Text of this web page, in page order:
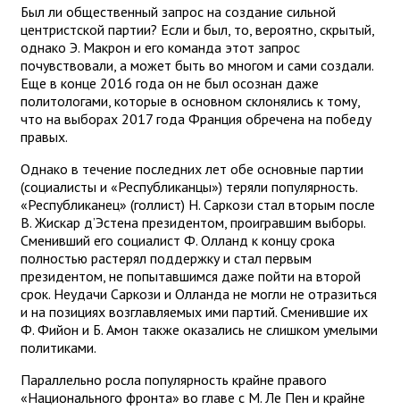
Был ли общественный запрос на создание сильной
центристской партии? Если и был, то, вероятно, скрытый,
однако Э. Макрон и его команда этот запрос
почувствовали, а может быть во многом и сами создали.
Еще в конце 2016 года он не был осознан даже
политологами, которые в основном склонялись к тому,
что на выборах 2017 года Франция обречена на победу
правых.
Однако в течение последних лет обе основные партии
(социалисты и «Республиканцы») теряли популярность.
«Республиканец» (голлист) Н. Саркози стал вторым после
В. Жискар д’Эстена президентом, проигравшим выборы.
Сменивший его социалист Ф. Олланд к концу срока
полностью растерял поддержку и стал первым
президентом, не попытавшимся даже пойти на второй
срок. Неудачи Саркози и Олланда не могли не отразиться
и на позициях возглавляемых ими партий. Сменившие их
Ф. Фийон и Б. Амон также оказались не слишком умелыми
политиками.
Параллельно росла популярность крайне правого
«Национального фронта» во главе с М. Ле Пен и крайне